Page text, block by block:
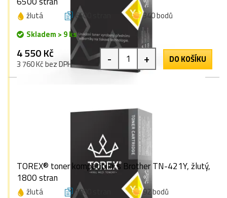
žlutá 6500 stran
340 bodů
Skladem > 9 ks
4 550 Kč
3 760 Kč bez DPH - + DO KOŠÍKU
TOREX® toner kompatibilní s Brother TN-421Y, žlutý,
1800 stran
žlutá 1800 stran
92 bodů